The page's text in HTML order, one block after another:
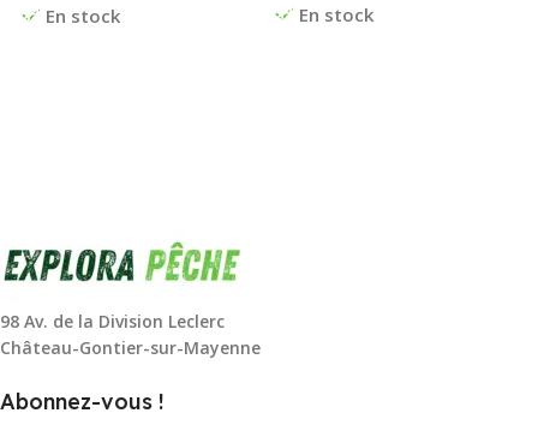
En stock En stock
98 Av. de la Division Leclerc
Château-Gontier-sur-Mayenne
Abonnez-vous !